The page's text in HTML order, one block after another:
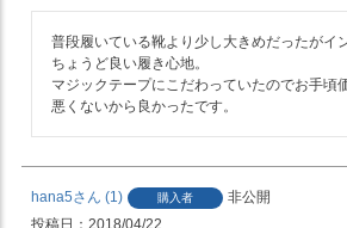
普段履いている靴より少し大きめだったがイ
ちょうど良い履き心地。
マジックテープにこだわっていたのでお手頃
悪くないから良かったです。
hana5 1 購入者
非公開
投稿日
2018/04/22